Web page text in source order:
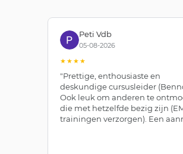
Peti Vdb
05-08-2026
★★★★
"Prettige, enthousiaste en
deskundige cursusleider
Ook leuk om anderen te
die met hetzelfde bezig zijn
trainingen verzorgen). Een